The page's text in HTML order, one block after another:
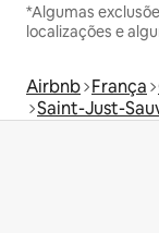
*Algumas
localizações e
Airbnb França
Saint-Just-